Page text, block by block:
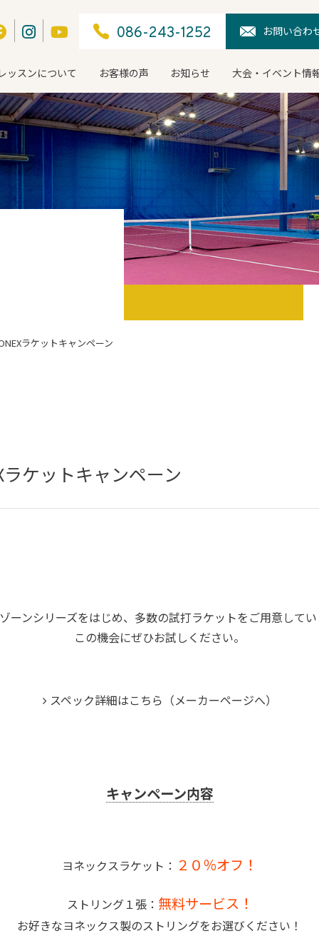
086-243-1252 お問い合わ
ッスンについて お客様の声 お知らせ 大会・イベント情
ラケットキャンペーン
ケットキャンペーン
ーンシリーズをはじめ、多数の試打ラケットをご用意してい
この機会にぜひお試しください。
スペック詳細はこちら（メーカーページへ）
キャンペーン内容
ヨネックスラケット： ２０％オフ！
ストリング１張： 無料サービス！
お好きなヨネックス製のストリングをお選びください！